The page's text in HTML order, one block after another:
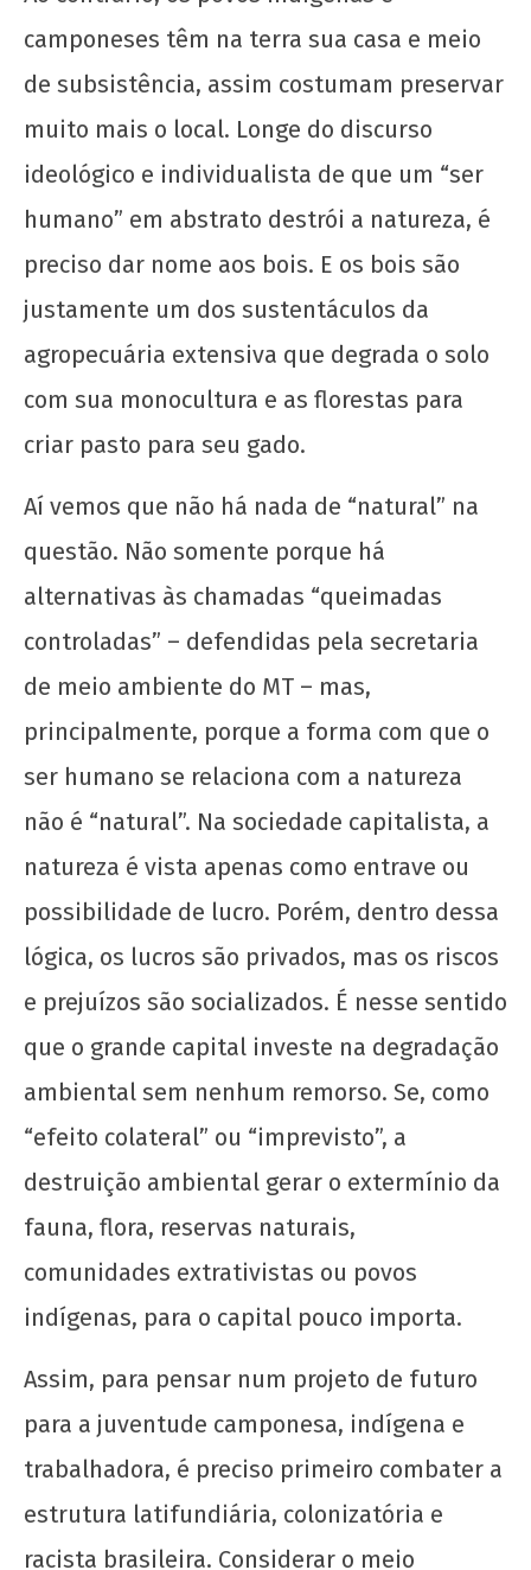
camponeses têm na terra sua casa e meio
de subsistência, assim costumam preservar
muito mais o local. Longe do discurso
ideológico e individualista de que um “ser
humano” em abstrato destrói a natureza, é
preciso dar nome aos bois. E os bois são
justamente um dos sustentáculos da
agropecuária extensiva que degrada o solo
com sua monocultura e as florestas para
criar pasto para seu gado.
Aí vemos que não há nada de “natural” na
questão. Não somente porque há
alternativas às chamadas “queimadas
controladas” – defendidas pela secretaria
de meio ambiente do MT – mas,
principalmente, porque a forma com que o
ser humano se relaciona com a natureza
não é “natural”. Na sociedade capitalista, a
natureza é vista apenas como entrave ou
possibilidade de lucro. Porém, dentro dessa
lógica, os lucros são privados, mas os riscos
e prejuízos são socializados. É nesse sentido
que o grande capital investe na degradação
ambiental sem nenhum remorso. Se, como
“efeito colateral” ou “imprevisto”, a
destruição ambiental gerar o extermínio da
fauna, flora, reservas naturais,
comunidades extrativistas ou povos
indígenas, para o capital pouco importa.
Assim, para pensar num projeto de futuro
para a juventude camponesa, indígena e
trabalhadora, é preciso primeiro combater a
estrutura latifundiária, colonizatória e
racista brasileira. Considerar o meio